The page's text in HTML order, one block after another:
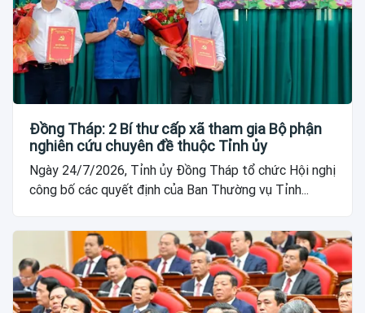
Đồng Tháp: 2 Bí thư cấp xã tham gia Bộ phận
nghiên cứu chuyên đề thuộc Tỉnh ủy
Ngày 24/7/2026, Tỉnh ủy Đồng Tháp tổ chức Hội nghị
công bố các quyết định của Ban Thường vụ Tỉnh...